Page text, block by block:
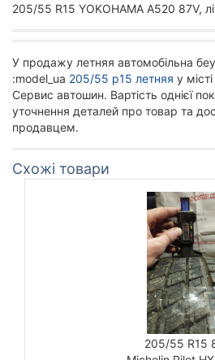
205/55 R15 YOKOHAMA A520 87V,
У продажу летняя автомобільна
:model_ua 205/55 р15 летняя у
Сервис автошин. Вартість однієї
уточнення деталей про товар та
продавцем.
Схожі товари
205/55 R15